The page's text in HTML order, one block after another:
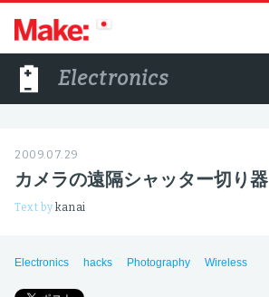
Electronics
2009.07.29
カメラの遠隔シャッター切り器
Text bykanai
Electronics hacks Photography Wireless